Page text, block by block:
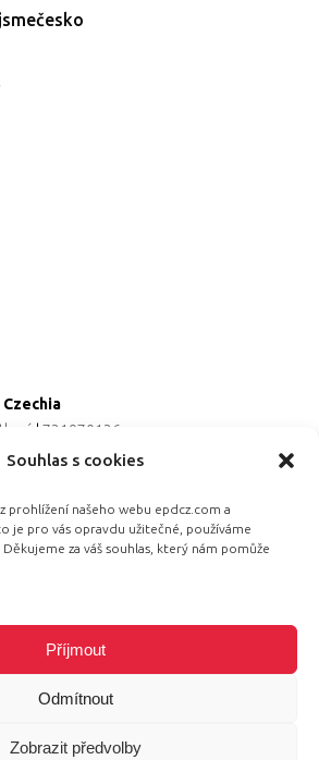
Souhlas s cookies
prohlížení našeho webu epdcz.com a
je pro vás opravdu užitečné, používáme
za váš souhlas, který nám pomůže
Příjmout
Odmítnout
Zobrazit předvolby
| 731970136
projektu
|607782535
730158883
Day.